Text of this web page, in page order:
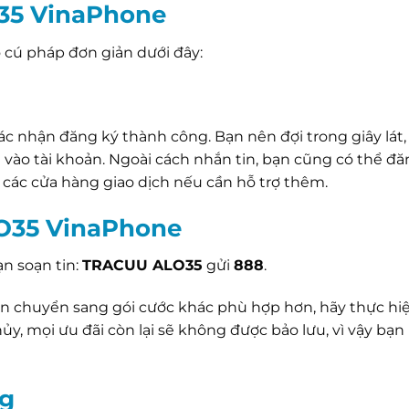
VinaPhone
pháp đơn giản dưới đây:
nhận đăng ký thành công. Bạn nên đợi trong giây lát,
tài khoản. Ngoài cách nhắn tin, bạn cũng có thể
cửa hàng giao dịch nếu cần hỗ trợ thêm.
VinaPhone
soạn tin: TRACUU ALO35 gửi 888.
chuyển sang gói cước khác phù hợp hơn, hãy thực
mọi ưu đãi còn lại sẽ không được bảo lưu, vì vậy